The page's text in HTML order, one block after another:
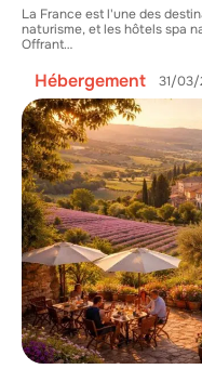
La France est l'une des
naturisme, et les hôtels spa
Offrant…
Hébergement 31/